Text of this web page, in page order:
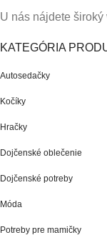
U nás nájdete
KATEGÓRIA
Autosedačky
Kočíky
Hračky
Dojčenské oblečenie
Dojčenské potreby
Móda
Potreby pre mamičky